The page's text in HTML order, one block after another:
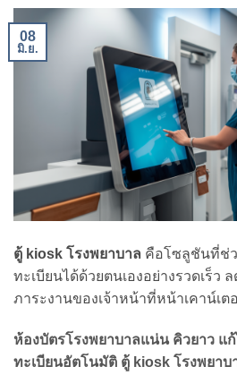
08
มิ.ย.
ตู้ kiosk โรงพยาบาล คือโซลูชันที่ช่
ทะเบียนได้ด้วยตนเองอย่างรวดเร็ว
ภาระงานของเจ้าหน้าที่หน้าเคาน์เ
ห้องบัตรโรงพยาบาลแน่น คิวยาว แ
ทะเบียนอัตโนมัติ ตู้ kiosk โรงพยาบ